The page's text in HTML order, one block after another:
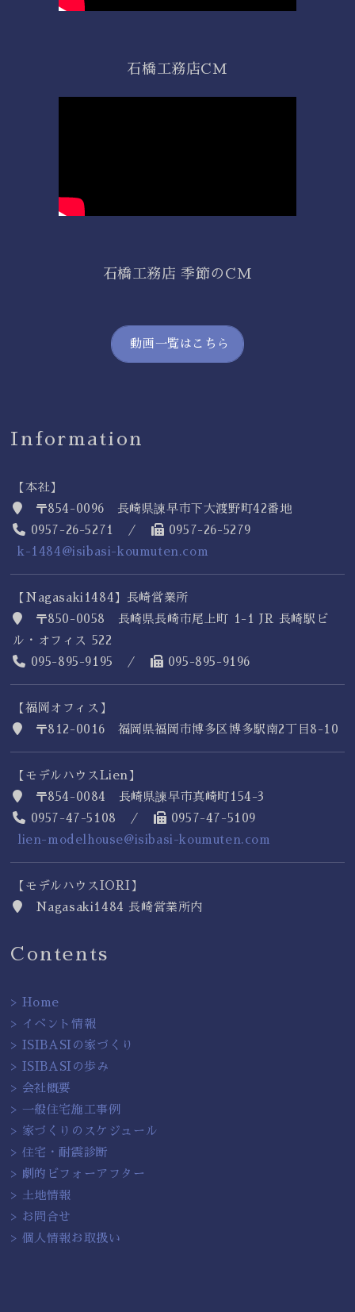
石橋工務店CM
石橋工務店 季節のCM
動画一覧はこちら
Information
【本社】
〒854-0096 長崎県諫早市下大渡野町42番地
0957-26-5271 ／
0957-26-5279
k-1484@isibasi-koumuten.com
【Nagasaki1484】長崎営業所
〒850-0058 長崎県長崎市尾上町 1-1 JR 長崎駅ビ
ル・オフィス 522
095-895-9195 ／
095-895-9196
【福岡オフィス】
〒812-0016 福岡県福岡市博多区博多駅南2丁目8-10
【モデルハウスLien】
〒854-0084 長崎県諫早市真崎町154-3
0957-47-5108 ／
0957-47-5109
lien-modelhouse@isibasi-koumuten.com
【モデルハウスIORI】
Nagasaki1484 長崎営業所内
Contents
> Home
> イベント情報
> ISIBASIの家づくり
> ISIBASIの歩み
> 会社概要
> 一般住宅施工事例
> 家づくりのスケジュール
> 住宅・耐震診断
> 劇的ビフォーアフター
> 土地情報
> お問合せ
> 個人情報お取扱い